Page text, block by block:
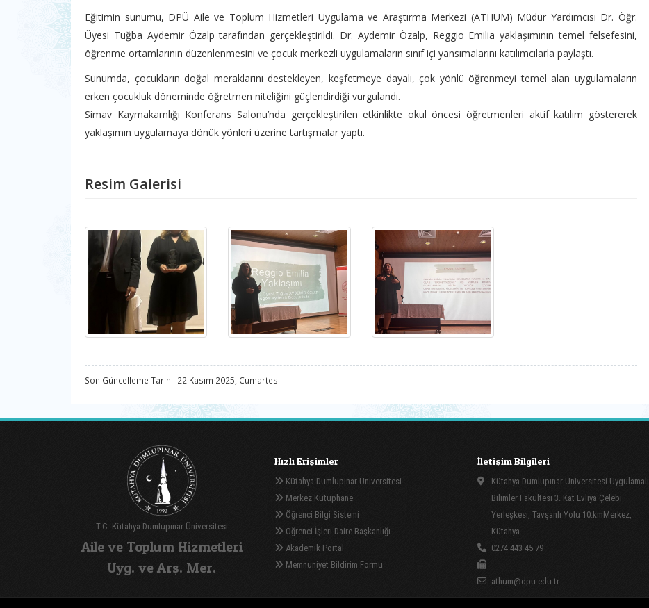
Eğitimin sunumu, DPÜ Aile ve Toplum Hizmetleri Uygulama ve Araştırma Merkezi (ATHUM) Müdür Yardımcısı Dr. Öğr.
Üyesi Tuğba Aydemir Özalp tarafından gerçekleştirildi. Dr. Aydemir Özalp, Reggio Emilia yaklaşımının temel felsefesini,
öğrenme ortamlarının düzenlenmesini ve çocuk merkezli uygulamaların sınıf içi yansımalarını katılımcılarla paylaştı.
Sunumda, çocukların doğal meraklarını destekleyen, keşfetmeye dayalı, çok yönlü öğrenmeyi temel alan uygulamaların
erken çocukluk döneminde öğretmen niteliğini güçlendirdiği vurgulandı.
Simav Kaymakamlığı Konferans Salonu’nda gerçekleştirilen etkinlikte okul öncesi öğretmenleri aktif katılım göstererek
yaklaşımın uygulamaya dönük yönleri üzerine tartışmalar yaptı.
Resim Galerisi
Son Güncelleme Tarihi: 22 Kasım 2025, Cumartesi
T.C. Kütahya Dumlupınar Üniversitesi
Aile ve Toplum Hizmetleri
Uyg. ve Arş. Mer.
Hızlı Erişimler
Kütahya Dumlupınar Üniversitesi
Merkez Kütüphane
Öğrenci Bilgi Sistemi
Öğrenci İşleri Daire Başkanlığı
Akademik Portal
Memnuniyet Bildirim Formu
İletişim Bilgileri
Kütahya Dumlupınar Üniversitesi Uygulamalı
Bilimler Fakültesi 3. Kat Evliya Çelebi
Yerleşkesi, Tavşanlı Yolu 10.kmMerkez,
Kütahya
0274 443 45 79
athum@dpu.edu.tr